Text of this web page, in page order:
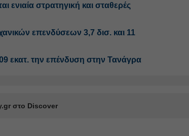
ενιαία στρατηγική και σταθερές
επενδύσεων 3,7 δισ. και 11
εκατ. την επένδυση στην Τανάγρα
στο Discover